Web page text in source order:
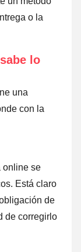
o la
lo
una
con la
online se
Está claro
de
de corregirlo